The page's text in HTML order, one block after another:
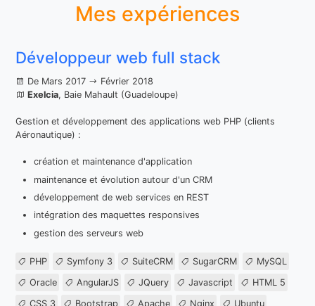
Mes expériences
Développeur web full stack
De Mars 2017
Février 2018
Exelcia, Baie Mahault (Guadeloupe)
Gestion et développement des applications web PHP (clients
Aéronautique) :
création et maintenance d'application
maintenance et évolution autour d'un CRM
développement de web services en REST
intégration des maquettes responsives
gestion des serveurs web
PHP Symfony 3 SuiteCRM SugarCRM
MySQL
Oracle
AngularJS JQuery Javascript
HTML 5
CSS 3
Bootstrap Apache Nginx
Ubuntu